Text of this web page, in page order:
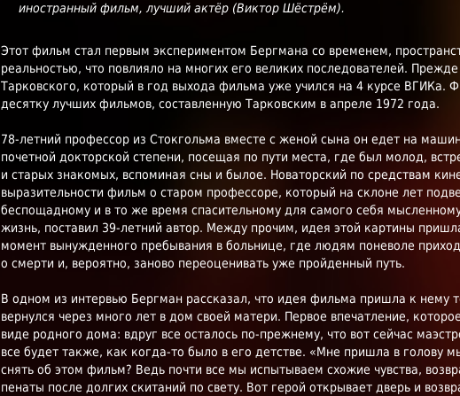
иностранный фильм, лучший актёр (Виктор Шёстрём).
Этот фильм стал первым экспериментом Бергмана со временем,
реальностью, что повлияло на многих его великих последователей.
Тарковского, который в год выхода фильма уже учился на 4 курсе ВГИКа.
десятку лучших фильмов, составленную Тарковским в апреле 1972 года.
78-летний профессор из Стокгольма вместе с женой сына он едет на
почетной докторской степени, посещая по пути места, где был молод,
и старых знакомых, вспоминая сны и былое. Новаторский по средствам
выразительности фильм о старом профессоре, который на склоне лет
беспощадному и в то же время спасительному для самого себя
жизнь, поставил 39-летний автор. Между прочим, идея этой картины
момент вынужденного пребывания в больнице, где людям поневоле
о смерти и, вероятно, заново переоценивать уже пройденный путь.
В одном из интервью Бергман рассказал, что идея фильма пришла к нему
вернулся через много лет в дом своей матери. Первое впечатление,
виде родного дома: вдруг все осталось по-прежнему, что вот сейчас
все будет также, как когда-то было в его детстве. «Мне пришла в голову
снять об этом фильм? Ведь почти все мы испытываем схожие чувства,
пенаты после долгих скитаний по свету. Вот герой открывает дверь и